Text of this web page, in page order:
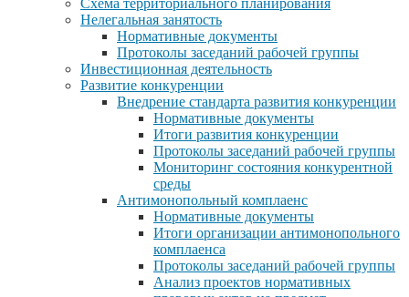
Нелегальная занятость
Нормативные документы
Протоколы заседаний рабочей группы
Инвестиционная деятельность
Развитие конкуренции
Внедрение стандарта развития конкуренции
Нормативные документы
Итоги развития конкуренции
Протоколы заседаний рабочей группы
Мониторинг состояния конкурентной
среды
Антимонопольный комплаенс
Нормативные документы
Итоги организации антимонопольного
комплаенса
Протоколы заседаний рабочей группы
Анализ проектов нормативных